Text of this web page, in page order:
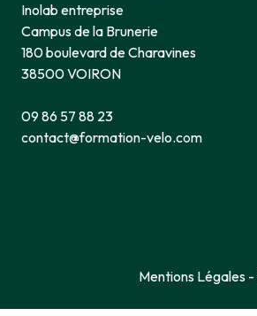
Inolab entreprise
Campus de la Brunerie
180 boulevard de Charavines
38500 VOIRON
09 86 57 88 23
contact@formation-velo.com
Mentions Légales-